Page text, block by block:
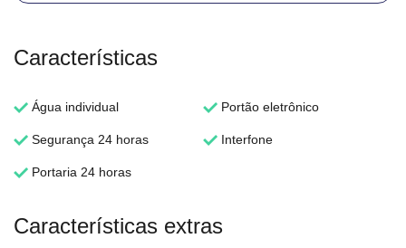
Características
Água individual Portão eletrônico
Segurança 24 horas Interfone
Portaria 24 horas
Características extras